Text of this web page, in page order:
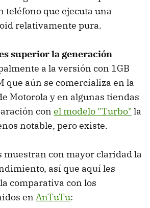
teléfono que ejecuta una
relativamente pura.
superior la generación
a la versión con 1GB
que aún se comercializa en la
Motorola y en algunas tiendas
con el modelo "Turbo" la
notable, pero existe.
muestran con mayor claridad la
así que aquí les
comparativa con los
en AnTuTu: